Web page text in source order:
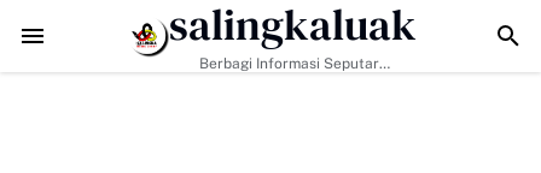
Data Sosial Jadi Kunci, Hj. Aida Dorong Nagari Aktif Pastikan
salingkaluak
Berbagi Informasi Seputar